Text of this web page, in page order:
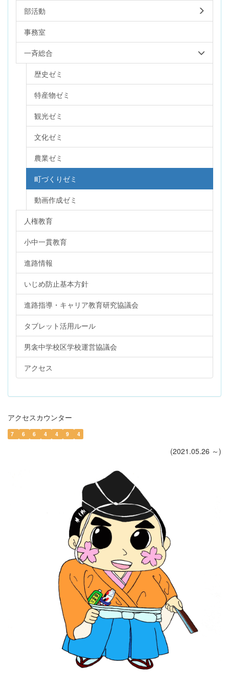
部活動
事務室
一斉総合
歴史ゼミ
特産物ゼミ
観光ゼミ
文化ゼミ
農業ゼミ
町づくりゼミ
動画作成ゼミ
人権教育
小中一貫教育
進路情報
いじめ防止基本方針
進路指導・キャリア教育研究協議会
タブレット活用ルール
男衾中学校区学校運営協議会
アクセス
アクセスカウンター
7 6 6 4 4 9 4
(2021.05.26 ～)